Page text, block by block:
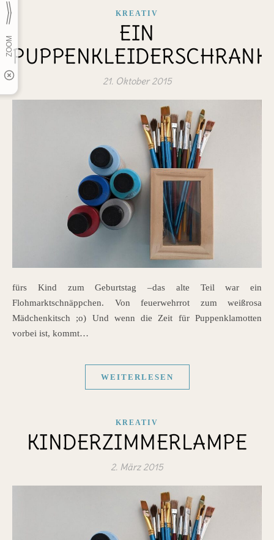
KREATIV
EIN
PUPPENKLEIDERSCHRANK
21. Oktober 2015
fürs Kind zum Geburtstag –das alte Teil war ein
Flohmarktschnäppchen. Von feuerwehrrot zum weißrosa
Mädchenkitsch ;o) Und wenn die Zeit für Puppenklamotten
vorbei ist, kommt…
WEITERLESEN
KREATIV
KINDERZIMMERLAMPE
2. März 2015